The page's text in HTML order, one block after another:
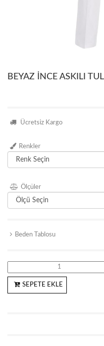
BEYAZ İNCE ASKILI
Ücretsiz Kargo
Renkler
Ölçüler
Beden Tablosu
SEPETE EKLE